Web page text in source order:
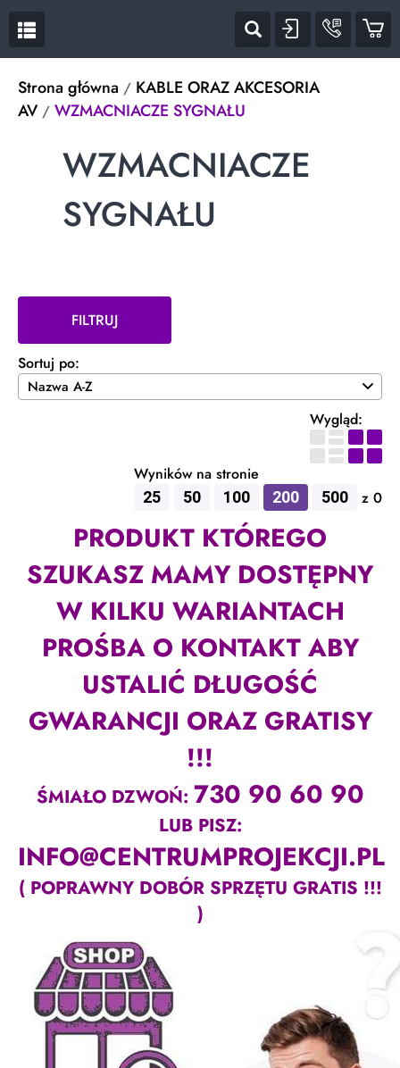
 
Strona główna
KABLE ORAZ AKCESORIA
AV
WZMACNIACZE SYGNAŁU
WZMACNIACZE
SYGNAŁU
FILTRUJ
Sortuj po:
Wygląd:
Wyników na stronie
25 50 100 200 500 z 0
PRODUKT KTÓREGO
SZUKASZ MAMY DOSTĘPNY
W KILKU WARIANTACH
PROŚBA O KONTAKT ABY
USTALIĆ DŁUGOŚĆ
GWARANCJI ORAZ GRATISY
!!!
ŚMIAŁO DZWOŃ: 730 90 60 90
LUB PISZ:
INFO@CENTRUMPROJEKCJI.PL
( POPRAWNY DOBÓR SPRZĘTU GRATIS !!!
)